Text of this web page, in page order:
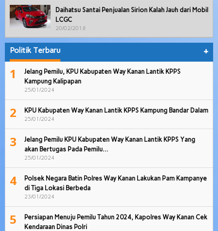
Daihatsu Santai Penjualan Sirion Kalah Jauh dari Mobil
LCGC
20/02/2018
Politik Terbaru +
1
Jelang Pemilu, KPU Kabupaten Way Kanan Lantik KPPS
Kampung Kalipapan
25/01/2024
2 KPU Kabupaten Way Kanan Lantik KPPS Kampung Bandar Dalam
25/01/2024
3
Jelang Pemilu KPU Kabupaten Way Kanan Lantik KPPS Yang
akan Bertugas Pada Pemilu…
25/01/2024
4
Polsek Negara Batin Polres Way Kanan Lakukan Pam Kampanye
di Tiga Lokasi Berbeda
23/01/2024
5
Persiapan Menuju Pemilu Tahun 2024, Kapolres Way Kanan Cek
Kendaraan Dinas Polri